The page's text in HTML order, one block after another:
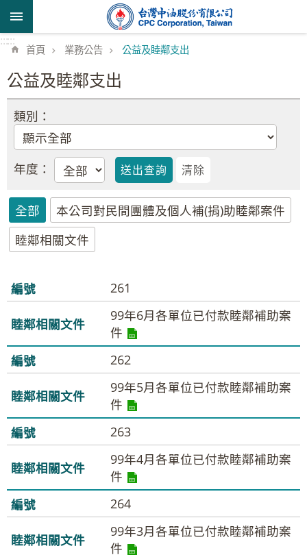
跳到主要內容區塊
::::::
首頁 業務公告 公益及睦鄰支出
公益及睦鄰支出
年度：
全部
本公司對民間團體及個人補(捐)助睦鄰案件
睦鄰相關文件
261
99年6月各單位已付款睦鄰補助案
件
262
99年5月各單位已付款睦鄰補助案
件
263
99年4月各單位已付款睦鄰補助案
件
264
99年3月各單位已付款睦鄰補助案
件